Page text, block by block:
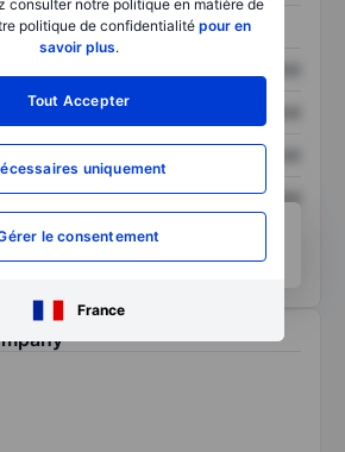
consulter notre politique en matière de
politique de confidentialité pour en
savoir plus.
Tout Accepter
uniquement
le consentement
France
XXXXXXX
XXXXXXX
XXXXXXX
XXXXXXX
pour accéder à d’autres outils